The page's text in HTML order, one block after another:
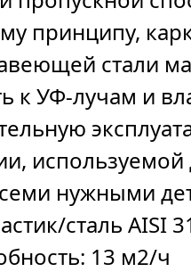
принципу,
стали
к УФ-лучам и
нужными
сталь AISI
13 м2/ч